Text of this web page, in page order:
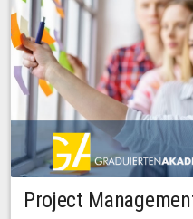
Project